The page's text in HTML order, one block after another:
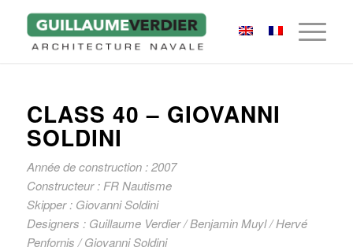
CLASS 40 – GIOVANNI
SOLDINI
Année de construction : 2007
Constructeur : FR Nautisme
Skipper : Giovanni Soldini
Designers : Guillaume Verdier / Benjamin Muyl / Hervé
Penfornis / Giovanni Soldini